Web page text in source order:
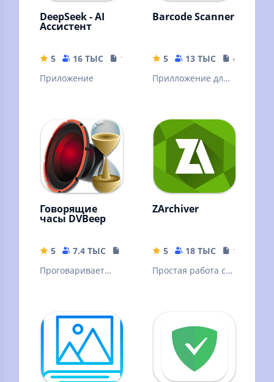
DeepSeek - AI
Ассистент
5 16 ТЫС
16.44 MB
Приложение
Barcode Scanner
5 13 ТЫС
4.04 MB
Прилложение для
Говорящие
часы DVBeep
5 7.4 ТЫС
17.71 MB
Проговаривает
вашему графику
ZArchiver
5 18 ТЫС
10.32 MB
Простая работа с